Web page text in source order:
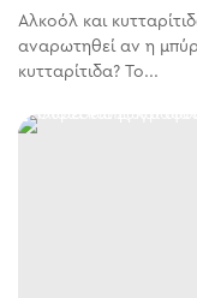
Αλκοόλ και
αναρωτηθεί αν η
κυτταρίτιδα? Το...